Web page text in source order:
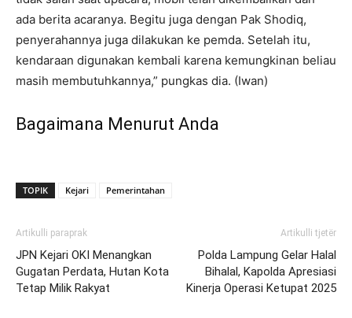
ada berita acaranya. Begitu juga dengan Pak Shodiq,
penyerahannya juga dilakukan ke pemda. Setelah itu,
kendaraan digunakan kembali karena kemungkinan beliau
masih membutuhkannya,” pungkas dia. (Iwan)
Bagaimana Menurut Anda
TOPIK Kejari Pemerintahan
Artikulli paraprak
JPN Kejari OKI Menangkan
Gugatan Perdata, Hutan Kota
Tetap Milik Rakyat
Artikulli tjetër
Polda Lampung Gelar Halal
Bihalal, Kapolda Apresiasi
Kinerja Operasi Ketupat 2025